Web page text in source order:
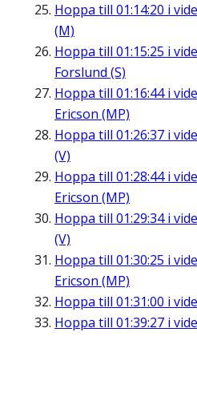
Hoppa till 01:14:20 i
(M)
Hoppa till 01:15:25 i
Forslund (S)
Hoppa till 01:16:44i
Ericson (MP)
Hoppa till 01:26:37 i
(V)
Hoppa till 01:28:44i
Ericson (MP)
Hoppa till 01:29:34i
(V)
Hoppa till 01:30:25 i
Ericson (MP)
Hoppa till 01:31:00 i
Hoppa till 01:39:27 i